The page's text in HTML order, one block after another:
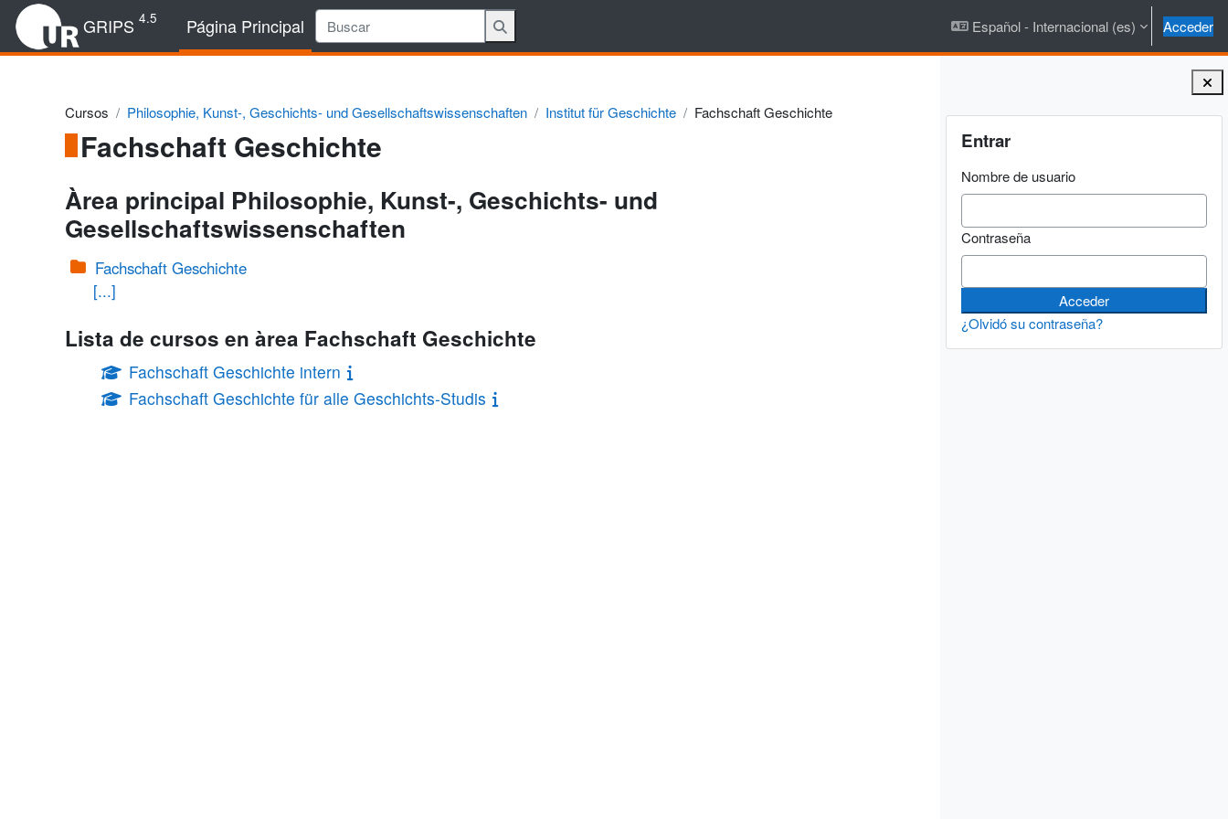
Salta al contenido principal
GRIPS 4.5 Página Principal Español - Internacional ‎(es)‎ Acceder
Bloques
Entrar
Nombre de usuario
Contraseña
¿Olvidó su contraseña?
Cursos Philosophie, Kunst-, Geschichts- und Gesellschaftswissenschaften Institut für Geschichte Fachschaft Geschichte
Fachschaft Geschichte
Àrea principal Philosophie, Kunst-, Geschichts- und
Gesellschaftswissenschaften
Fachschaft Geschichte
[...]
Lista de cursos en àrea Fachschaft Geschichte
Fachschaft Geschichte intern
Fachschaft Geschichte für alle Geschichts-Studis